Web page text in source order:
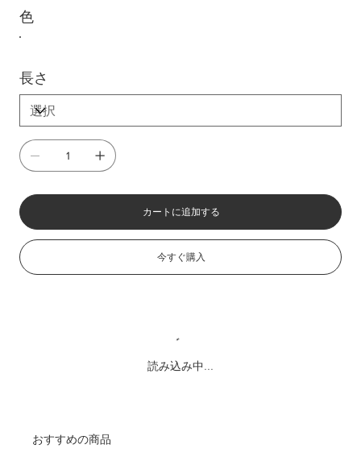
色
長さ
カートに追加する
今すぐ購入
読み込み中...
おすすめの商品